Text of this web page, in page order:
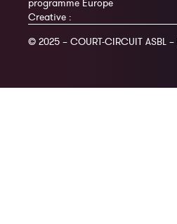
programme Europe
Creative :
© 2025 – COURT-CIRCUIT ASBL –